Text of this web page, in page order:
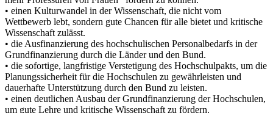
• einen Kulturwandel in der Wissenschaft, die nicht vom
Wettbewerb lebt, sondern gute Chancen für alle bietet und kritische
Wissenschaft zulässt.
• die Ausfinanzierung des hochschulischen Personalbedarfs in der
Grundfinanzierung durch die Länder und den Bund.
• die sofortige, langfristige Verstetigung des Hochschulpakts, um die
Planungssicherheit für die Hochschulen zu gewährleisten und
dauerhafte Unterstützung durch den Bund zu leisten.
• einen deutlichen Ausbau der Grundfinanzierung der Hochschulen,
um gute Lehre und kritische Wissenschaft zu fördern.